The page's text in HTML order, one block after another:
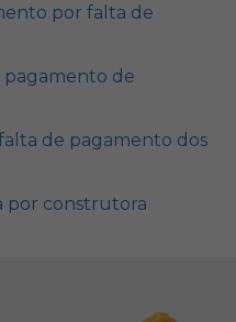
por falta de
pagamento de
de pagamento dos
por construtora